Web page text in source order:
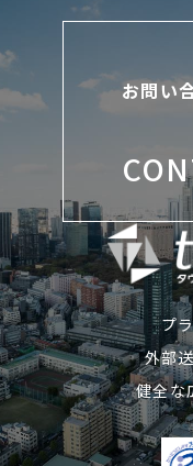
お問い
プ
外部
健全な